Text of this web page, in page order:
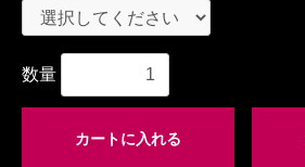
数量
カートに入れる